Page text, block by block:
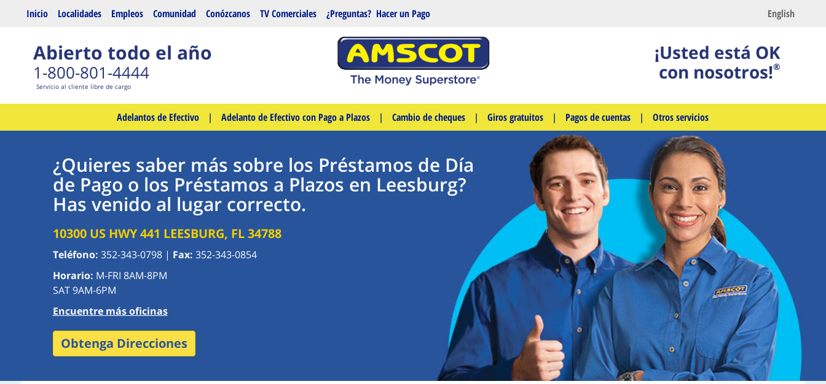
Saltar al contenido principal English
Inicio Localidades Empleos Comunidad Conózcanos TV Comerciales ¿Preguntas? Hacer un Pago
Abierto todo el año
1-800-801-4444
Servicio al cliente libre de cargo
¡Usted está OK
con nosotros!®
Adelantos de Efectivo | Adelanto de Efectivo con Pago a Plazos | Cambio de cheques | Giros gratuitos | Pagos de cuentas | Otros servicios
¿Quieres saber más sobre los Préstamos de Día
de Pago o los Préstamos a Plazos en Leesburg?
Has venido al lugar correcto.
10300 US HWY 441 LEESBURG, FL 34788
Teléfono: 352-343-0798 | Fax: 352-343-0854
Horario: M-FRI 8AM-8PM
SAT 9AM-6PM
Encuentre más oficinas
Obtenga Direcciones